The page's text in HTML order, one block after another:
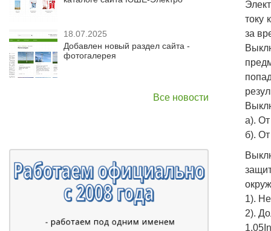
18.07.2025
Добавлен новый раздел сайта -
фотогалерея
Все новости
току
за
а).
б).
1).
2).